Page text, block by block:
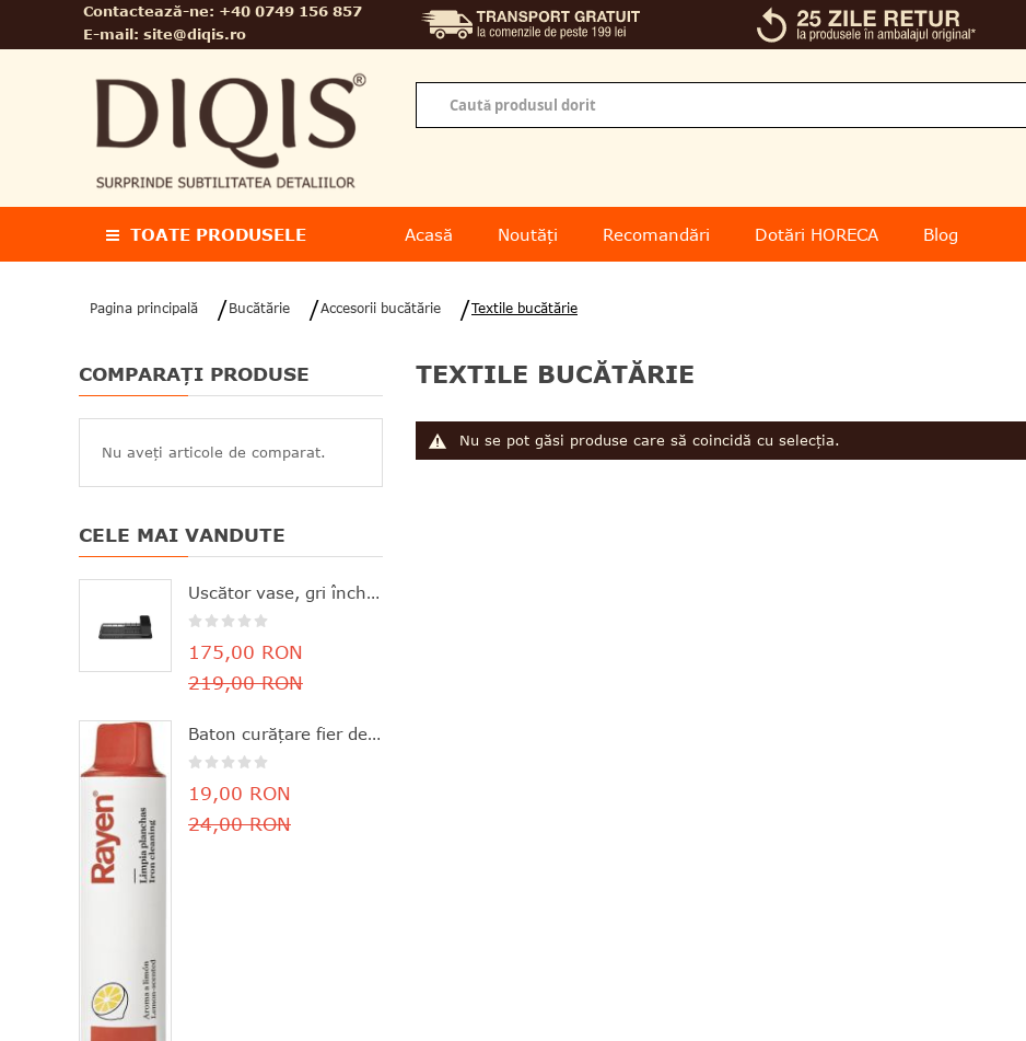
Contactează-ne: +40 0749 156 857
E-mail: site@diqis.ro
TOATE PRODUSELE Acasă Noutăți Recomandări Dotări HORECA Blog
Pagina principală Bucătărie Accesorii bucătărie Textile bucătărie
TEXTILE BUCĂTĂRIE
Nu se pot găsi produse care să coincidă cu selecția.
COMPARAȚI PRODUSE
Nu aveți articole de comparat.
CELE MAI VANDUTE
Uscător vase, gri închis, aluminiu+plastic, 46.3x20x12.6 cm, Brabantia - 8710755117268
175,00 RON
219,00 RON
Baton curăţare fier de călcat, parfum de lămâie, 11.8x3 cm, Rayen - 8412955061630
19,00 RON
24,00 RON